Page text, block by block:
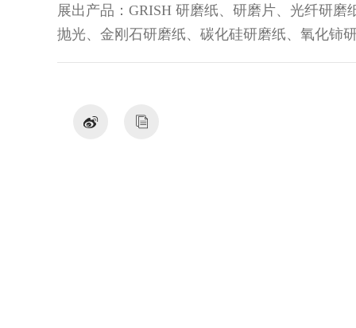
展出产品：GRISH 研磨纸、研磨片、光纤研
抛光、金刚石研磨纸、碳化硅研磨纸、氧化铈